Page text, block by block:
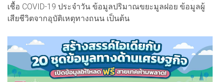
เชื้อ COVID-19 ประจำวัน ข้อมูลปริมาณขยะมูลฝอย ข้อมูลผู้
เสียชีวิตจากอุบัติเหตุทางถนน เป็นต้น